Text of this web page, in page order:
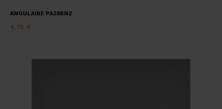
ANGULAIRE PA28BNZ
4,75 €